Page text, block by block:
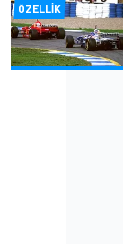
ÖZELLIK